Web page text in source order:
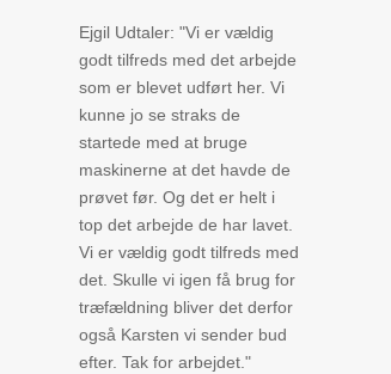
Ejgil Udtaler: "Vi er vældig
godt tilfreds med det arbejde
som er blevet udført her. Vi
kunne jo se straks de
startede med at bruge
maskinerne at det havde de
prøvet før. Og det er helt i
top det arbejde de har lavet.
Vi er vældig godt tilfreds med
det. Skulle vi igen få brug for
træfældning bliver det derfor
også Karsten vi sender bud
efter. Tak for arbejdet."